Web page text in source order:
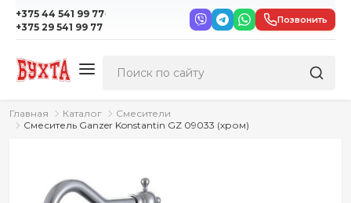
+375 44 541 99 77·
+375 29 541 99 77
Позвонить
Главная Каталог
Смесители
Смеситель Ganzer Konstantin GZ 09033 (хром)